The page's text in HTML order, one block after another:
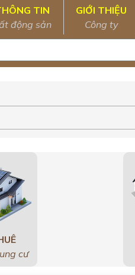
TIN
động sản
GIỚI THIỆU
Công ty
cư